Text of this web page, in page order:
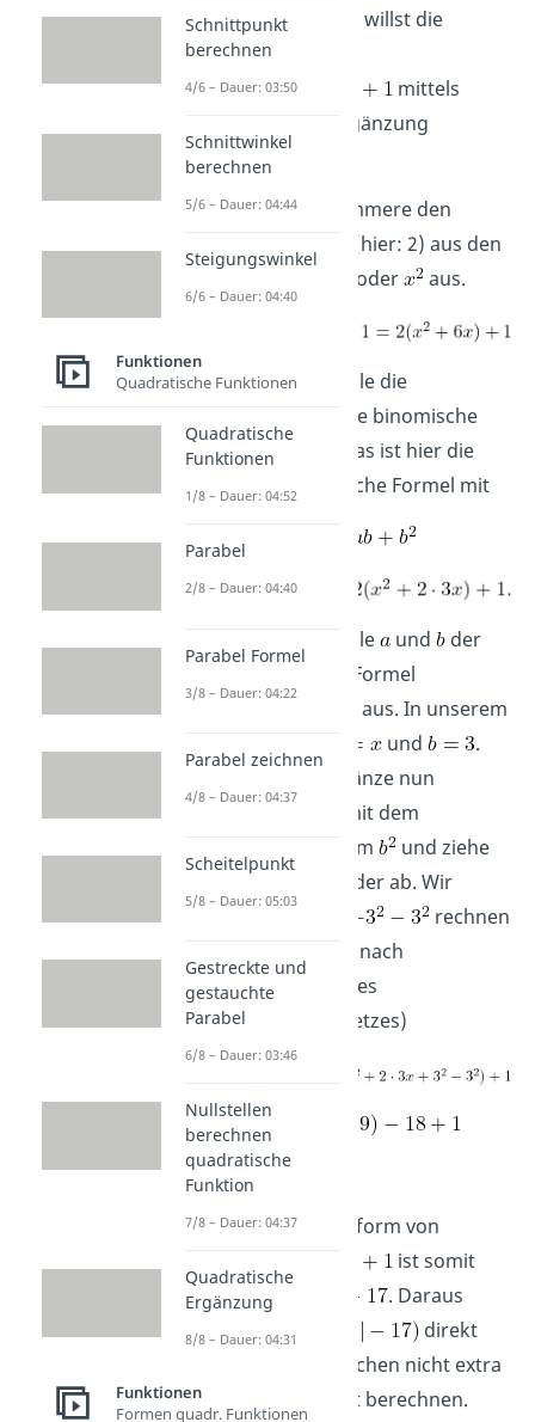
Angenommen, du willst die
Scheitelform von
mittels
quadratischer Ergänzung
bestimmen.
Schritt 1:
Klammere den
(hier: 2) aus den
oder aus.
Schritt 2:
Wähle die
entsprechende binomische
Formel aus. Das ist hier die
erste binomische Formel mit
Wähle und der
binomischen Formel
entsprechend aus. In unserem
und
.
: Ergänze nun
quadratisch mit dem
fehlenden Term
und ziehe
ihn direkt wieder ab. Wir
rechnen
und erhalten (nach
Anwendung des
Assoziativgesetzes)
Die Scheitelpunktform von
ist somit
gleich
. Daraus
können wir
direkt
ablesen und brauchen nicht extra
den Scheitelpunkt berechnen.
Schnittpunkt
berechnen
4/6 – Dauer: 03:50
Schnittwinkel
berechnen
5/6 – Dauer: 04:44
Steigungswinkel
6/6 – Dauer: 04:40
Funktionen
Quadratische Funktionen
Quadratische
Funktionen
1/8 – Dauer: 04:52
Parabel
2/8 – Dauer: 04:40
Parabel Formel
3/8 – Dauer: 04:22
Parabel zeichnen
4/8 – Dauer: 04:37
Scheitelpunkt
5/8 – Dauer: 05:03
Gestreckte und
gestauchte
Parabel
6/8 – Dauer: 03:46
Nullstellen
berechnen
quadratische
Funktion
7/8 – Dauer: 04:37
Quadratische
Ergänzung
8/8 – Dauer: 04:31
Funktionen
Formen quadr. Funktionen